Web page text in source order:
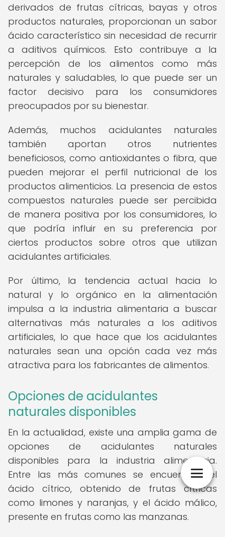
derivados de frutas cítricas, bayas y otros
productos naturales, proporcionan un sabor
ácido característico sin necesidad de recurrir
a aditivos químicos. Esto contribuye a la
percepción de los alimentos como más
naturales y saludables, lo que puede ser un
factor decisivo para los consumidores
preocupados por su bienestar.
Además, muchos acidulantes naturales
también aportan otros nutrientes
beneficiosos, como antioxidantes o fibra, que
pueden mejorar el perfil nutricional de los
productos alimenticios. La presencia de estos
compuestos naturales puede ser percibida
de manera positiva por los consumidores, lo
que podría influir en su preferencia por
ciertos productos sobre otros que utilizan
acidulantes artificiales.
Por último, la tendencia actual hacia lo
natural y lo orgánico en la alimentación
impulsa a la industria alimentaria a buscar
alternativas más naturales a los aditivos
artificiales, lo que hace que los acidulantes
naturales sean una opción cada vez más
atractiva para los fabricantes de alimentos.
Opciones de acidulantes
naturales disponibles
En la actualidad, existe una amplia gama de
opciones de acidulantes naturales
disponibles para la industria alimentaria.
Entre las más comunes se encuentran el
ácido cítrico, obtenido de frutas cítricas
como limones y naranjas, y el ácido málico,
presente en frutas como las manzanas.